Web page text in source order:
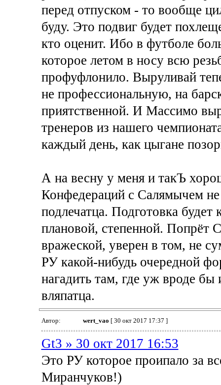
перед отпуском - то вообще
буду. Это подвиг будет
кто оценит. Ибо в футболе
которое летом в носу всю
профуфлонило. Выруливай
не профессиональную, на
приятственной. И Массимо
тренеров из нашего
каждый день, как цыгане
А на весну у меня и такЪ
Конфедераций с Салямычем не
подлечатца. Подготовка будет
плановой, степенной. Попрёт
вражеской, уверен в том, не
РУ какой-нибудь очередной
нагадить там, где уж вроде
вляпатца.
Автор: wert_vao [ 30 окт 2017 17:37 ]
Gt3 » 30 окт 2017 16:53
Это РУ которое проипало за
Миранчуков!)